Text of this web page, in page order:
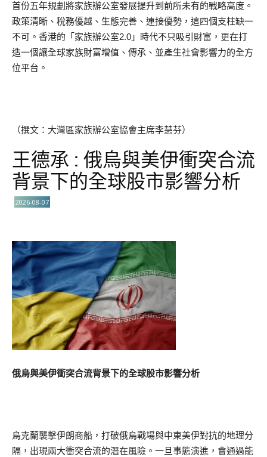
首份五年規劃將家族辦公室發展提升到前所未有的戰略高度。
政策清晰、稅務優越、生態完善、連接優勢，這四個支柱缺一
不可。香港的「家族辦公室2.0」時代不只吸引財富，更在打
造一個讓全球家族財富增值、傳承、並產生社會影響力的全方
位平台。
（撰文：大灣區家族辦公室協會主席李慧芬）
王德承 : 俄烏與美伊衝突合流
背景下的全球股市影響分析
2026-08-07
俄烏與美伊衝突合流背景下的全球股市影響分析
烏克蘭襲擊伊朗商船，打破俄烏戰場與中東美伊對抗的地理分
隔，出現兩大衝突合流的潛在風險。一旦事態演進，會通過能